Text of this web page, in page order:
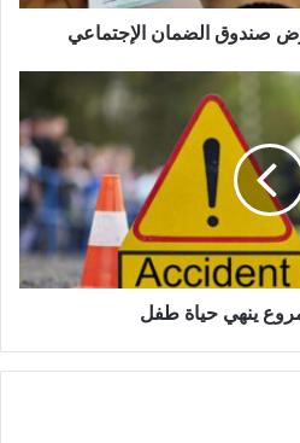
صندوق الضمان الإجتماعي
ينهي حياة طفل